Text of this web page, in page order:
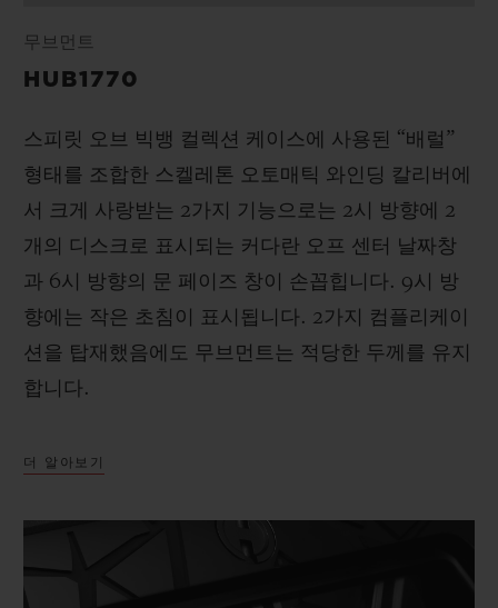
무브먼트
HUB1770
스피릿 오브 빅뱅 컬렉션 케이스에 사용된 “배럴”
형태를 조합한 스켈레톤 오토매틱 와인딩 칼리버에
서 크게 사랑받는 2가지 기능으로는 2시 방향에 2
개의 디스크로 표시되는 커다란 오프 센터 날짜창
과 6시 방향의 문 페이즈 창이 손꼽힙니다. 9시 방
향에는 작은 초침이 표시됩니다. 2가지 컴플리케이
션을 탑재했음에도 무브먼트는 적당한 두께를 유지
합니다.
더 알아보기